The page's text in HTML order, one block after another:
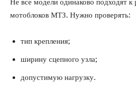
Не все модели одинаково подходят
мотоблоков МТЗ. Нужно проверять:
тип крепления;
ширину сцепного узла;
допустимую нагрузку.